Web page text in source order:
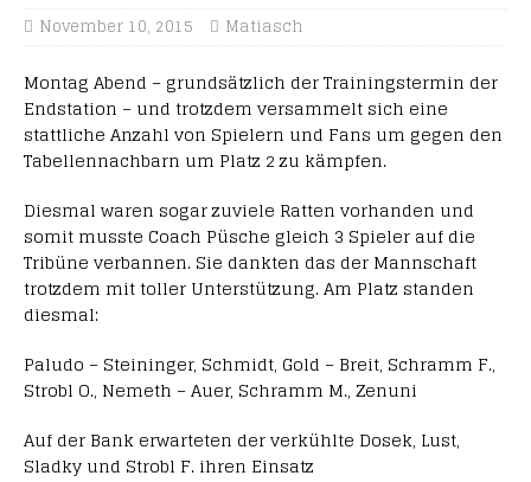
November 10, 2015 Matiasch
Montag Abend – grundsätzlich der Trainingstermin der
Endstation – und trotzdem versammelt sich eine
stattliche Anzahl von Spielern und Fans um gegen den
Tabellennachbarn um Platz 2 zu kämpfen.
Diesmal waren sogar zuviele Ratten vorhanden und
somit musste Coach Püsche gleich 3 Spieler auf die
Tribüne verbannen. Sie dankten das der Mannschaft
trotzdem mit toller Unterstützung. Am Platz standen
diesmal:
Paludo – Steininger, Schmidt, Gold – Breit, Schramm F.,
Strobl O., Nemeth – Auer, Schramm M., Zenuni
Auf der Bank erwarteten der verkühlte Dosek, Lust,
Sladky und Strobl F. ihren Einsatz